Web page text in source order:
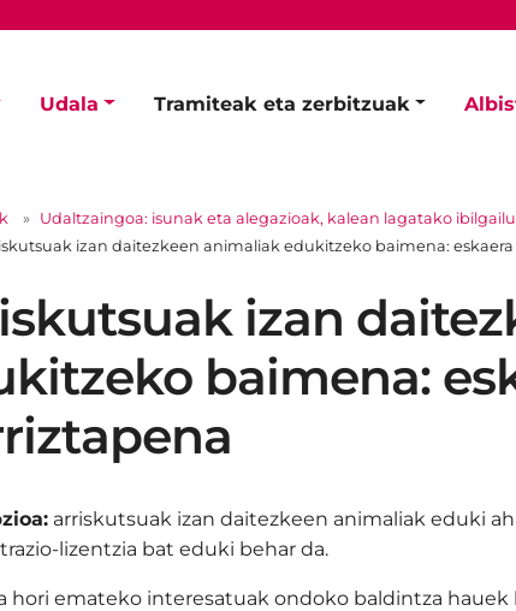
Udala Tramiteak eta zerbitzuak
Udaltzaingoa: isunak eta alegazioak, kalean lagatako
izan daitezkeen animaliak edukitzeko baimena:
izan
baimena:
arriskutsuak izan daitezkeen animaliak eduki
lizentzia bat eduki behar da.
hori emateko interesatuak ondoko baldintza